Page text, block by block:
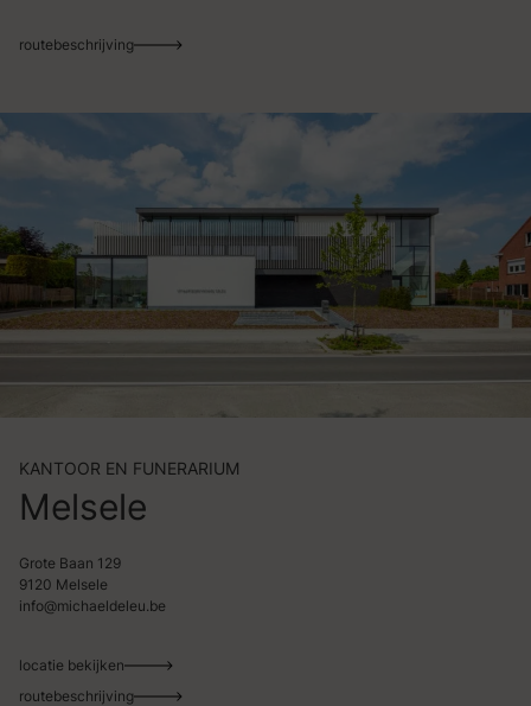
routebeschrijving
KANTOOR EN FUNERARIUM
Melsele
Grote Baan 129
9120 Melsele
info@michaeldeleu.be
locatie bekijken
routebeschrijving